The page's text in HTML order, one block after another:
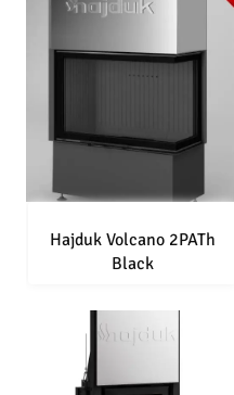
Hajduk Volcano 2PATh
Black